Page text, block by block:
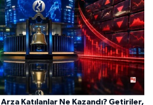
Katılanlar Ne Kazandı? Getiriler,